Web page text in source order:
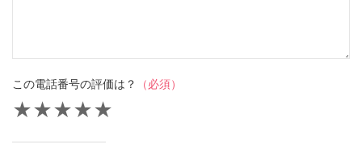
この電話番号の評価は？ （必須）
★
★
★
★
★